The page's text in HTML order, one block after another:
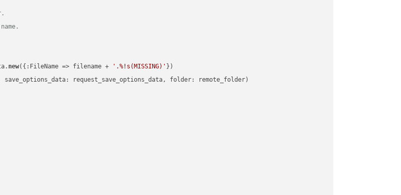
new({:FileName => filename + '.%!s(MISSING)' })
save_options_data: request_save_options_data, folder: remote_folder)